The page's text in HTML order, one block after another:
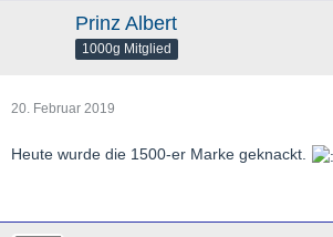
Prinz Albert
1000g Mitglied
20. Februar 2019
Heute wurde die 1500-er Marke geknackt.